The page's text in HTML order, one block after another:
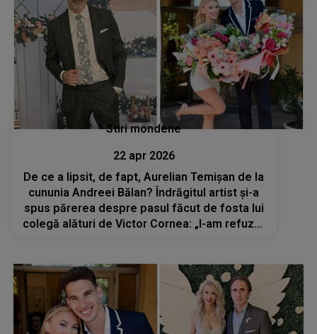
Stiri mondene
22 apr 2026
De ce a lipsit, de fapt, Aurelian Temișan de la
cununia Andreei Bălan? Îndrăgitul artist și-a
spus părerea despre pasul făcut de fosta lui
colegă alături de Victor Cornea: „I-am refuzat